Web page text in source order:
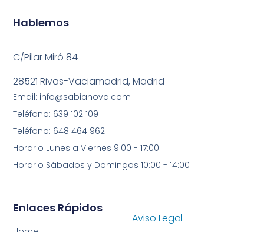
Aviso Legal
Enlaces Rápidos
Hablemos
C/Pilar Miró 84
28521 Rivas-Vaciamadrid, Madrid
Email: info@sabianova.com
Teléfono: 639 102 109
Teléfono: 648 464 962
Horario Lunes a Viernes 9:00 - 17:00
Horario Sábados y Domingos 10:00 - 14:00